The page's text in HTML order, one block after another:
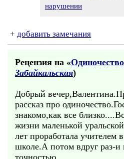
нарушении
+ добавить замечания
Рецензия на «Одиночество
Забайкальская)
Добрый
рассказ про
знакомо,как все
жизни маленькой
лет проработала учителем
школе.А потом вдруг раз-и
точностью